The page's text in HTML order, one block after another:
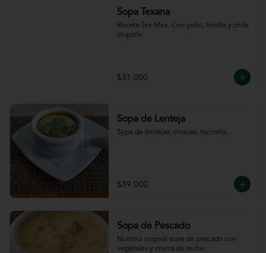
Sopa Texana
Receta Tex Mex. Con pollo, tortilla y chile
chipotle
$31.000
Sopa de Lenteja
Sopa de lentejas, chorizo, tocineta.
$39.000
Sopa de Pescado
Nuestra original sopa de pescado con
vegetales y crema de leche.